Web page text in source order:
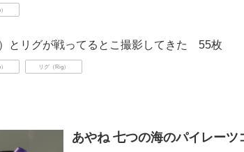
とリグが戦ってるとこ撮影してきた 55枚
リグ（Rig）
あやね 七つの海のパイレー